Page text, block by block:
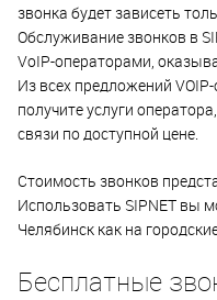
звонка будет зависеть
Обслуживание звонков в
VoIP-операторами,
Из всех предложений
получите услуги
связи по доступной цене.
Стоимость звонков
Использовать SIPNET вы
Челябинск как на
Бесплатные